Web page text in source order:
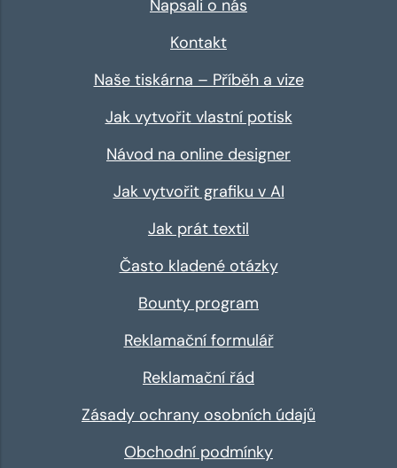
Napsali o nás
Kontakt
Naše tiskárna – Příběh a vize
Jak vytvořit vlastní potisk
Návod na online designer
Jak vytvořit grafiku v AI
Jak prát textil
Často kladené otázky
Bounty program
Reklamační formulář
Reklamační řád
Zásady ochrany osobních údajů
Obchodní podmínky